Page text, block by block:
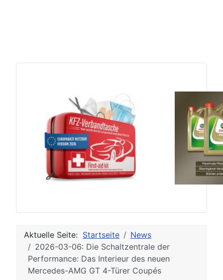
Aktuelle Seite: Startseite
News
2026-03-06: Die Schaltzentrale der
Performance: Das Interieur des neuen
Mercedes-AMG GT 4-Türer Coupés